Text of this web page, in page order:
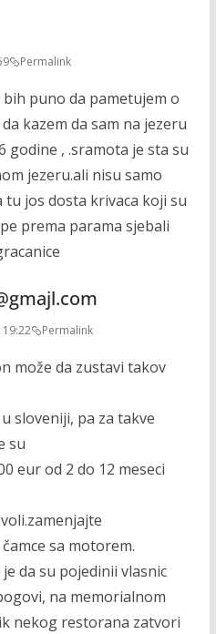
Permalink
puno da pametujem o
kazem da sam na jezeru
godine , .sramota je sta su
jezeru.ali nisu samo
tu jos dosta krivaca koji su
prema parama sjebali
Permalink
može da zustavi takov
sloveniji, pa za takve
su
eur od 2 do 12 meseci
sa motorem.
da su pojedinii vlasnic
na memorialnom
nekog restorana zatvori